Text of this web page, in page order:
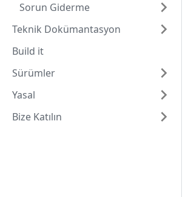
Sorun Giderme
Teknik Dokümantasyon
Build it
Sürümler
Yasal
Bize Katılın